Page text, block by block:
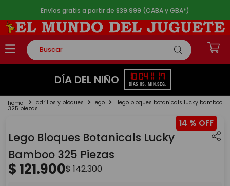
Envíos gratis a partir de $39.999 (CABA y GBA*)
Buscar
TÉRMINOS MÁS BUSCADOS
2.
lego
4.
monopatin
5. toy story
DÍA DEL NIÑO 10
DÍAS
04
HS.
11
MIN.
17
SEG.
ladrillos y bloques lego lego bloques botanicals lucky bamboo
325 piezas
14 %
Lego Bloques Botanicals Lucky
Bamboo 325 Piezas
$121.900$142.300